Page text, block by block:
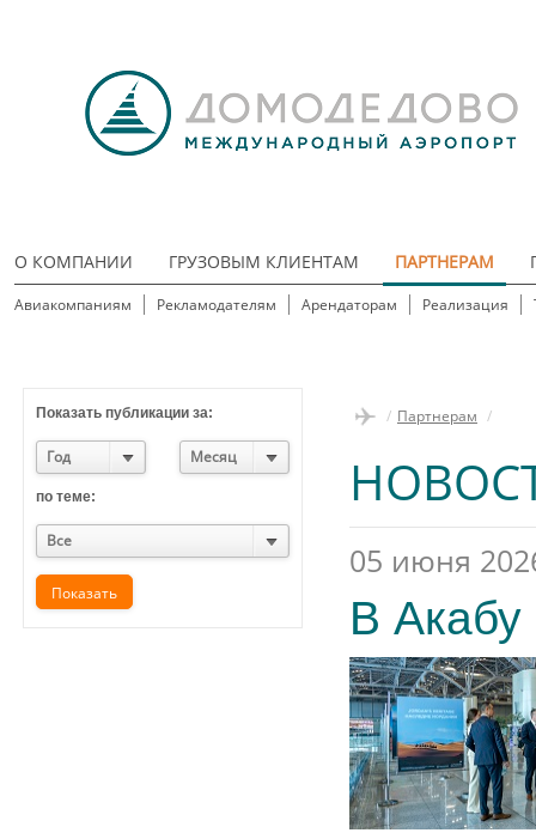
О КОМПАНИИ ГРУЗОВЫМ КЛИЕНТАМ ПАРТНЕРАМ
Авиакомпаниям Рекламодателям Арендаторам Реализация
Показать публикации за:
Год Месяц
по теме:
Все
/ Партнерам /
05 июня
В